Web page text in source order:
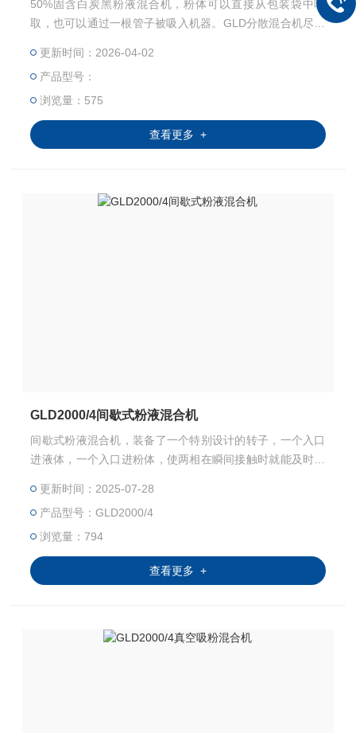
50%固含白炭黑粉液混合机，粉体可以直接从包装袋中吸
取，也可以通过一根管子被吸入机器。GLD分散混合机尽量
少了对人力的要求，使得喂料变得简单易行。
更新时间：2026-04-02
产品型号：
浏览量：575
查看更多 +
GLD2000/4间歇式粉液混合机
间歇式粉液混合机，装备了一个特别设计的转子，一个入口
进液体，一个入口进粉体，使两相在瞬间接触时就能及时的
后密封加料入口，在腔体中继续分散混合。根据产品要求，
粉末的性状，Z高添加量可达80%。另外，如果粘度过高，
也可在入口前加一台泵。
更新时间：2025-07-28
产品型号：GLD2000/4
浏览量：794
查看更多 +